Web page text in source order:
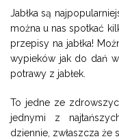
Jabłka są
można u nas spotkać
przepisy na jabłka!
wypieków jak do dań
potrawy z jabłek.
To jedne ze
jednymi z
dziennie, zwłaszcza że